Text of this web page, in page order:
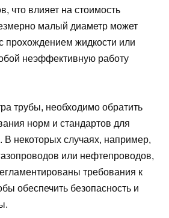
что влияет на стоимость
малый диаметр может
прохождением жидкости или
неэффективную работу
трубы, необходимо обратить
норм и стандартов для
В некоторых случаях, например,
или нефтепроводов,
требования к
обеспечить безопасность и